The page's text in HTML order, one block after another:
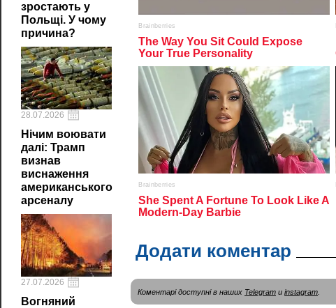
зростають у
Польщі. У чому
причина?
28.07.2026
Нічим воювати
далі: Трамп
визнав
виснаження
американського
арсеналу
27.07.2026
Вогняний
Додати коментар
Коментарі доступні в наших Telegram и instagram.